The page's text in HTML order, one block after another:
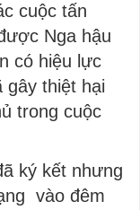
cuộc tấn
Nga hậu
có hiệu lực
gây thiệt hại
trong cuộc
ký kết nhưng
vào đêm